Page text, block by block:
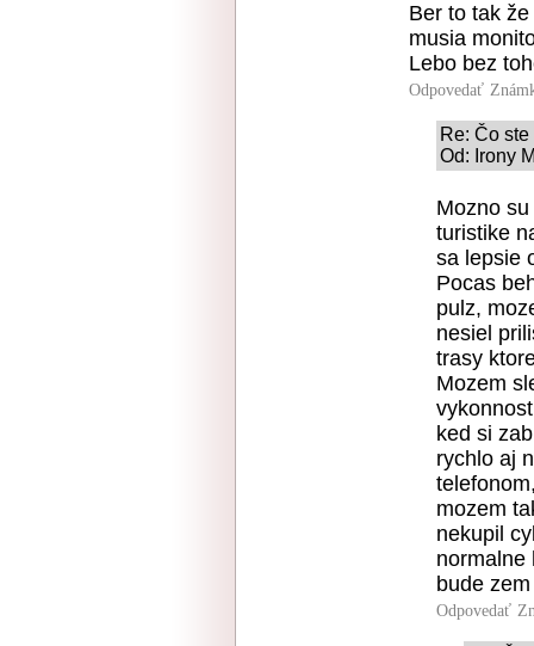
Ber to tak
musia
Lebo bez
Odpovedať
Re: Čo
Od: Irony
Mozno
turistike
sa lepsie
Pocas
pulz,
nesiel
trasy
Mozem
ked si
rychlo aj
mozem
nekupil
normalne
bude
Odpovedať